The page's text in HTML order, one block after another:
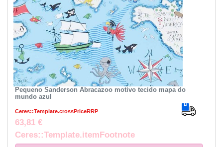
Pequeno Sanderson Abracazoo motivo tecido mapa do
mundo azul
Ceres::Template.crossPriceRRP
63,81 €
Ceres::Template.itemFootnote